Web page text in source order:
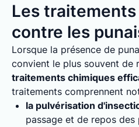
Les
contre les
Lorsque la présence de
convient le plus souvent de
traitements chimiques
traitements comprennent
la pulvérisation
passage et de repos